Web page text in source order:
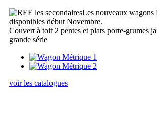
Les nouveaux
disponibles début Novembre.
Couvert à toit 2 pentes et plats porte-grumes
grande série
voir les catalogues